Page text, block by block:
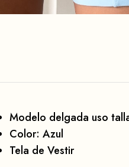
Modelo delgada uso
Color: Azul
Tela de Vestir